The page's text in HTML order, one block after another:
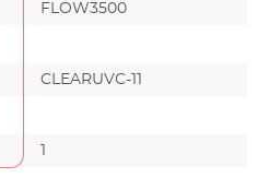
FLOW3500
CLEARUVC-11